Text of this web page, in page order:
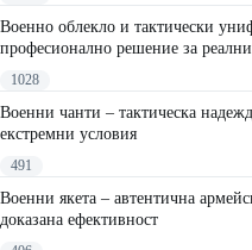
Военно облекло и тактически
професионално решение за
1028
Военни чанти – тактическа
екстремни условия
491
Военни якета – автентична
доказана ефективност